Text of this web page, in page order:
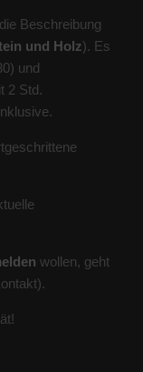
Beschreibung
und Holz). Es
und
2 Std.
wollen, geht